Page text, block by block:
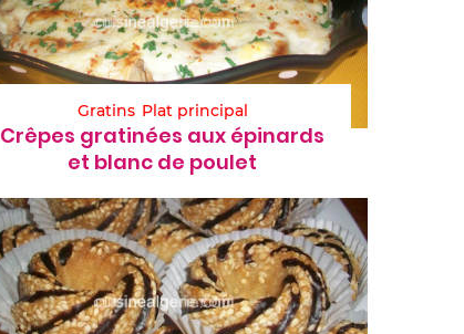
Gratins Plat principal
Crêpes gratinées aux épinards
et blanc de poulet